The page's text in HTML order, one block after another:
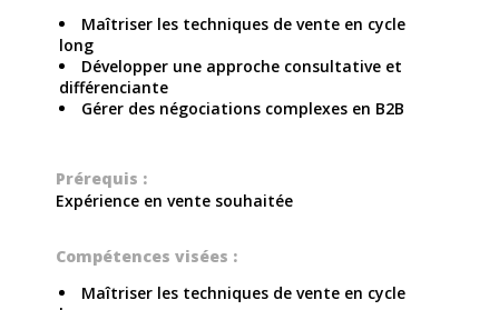
Maîtriser les techniques de vente en cycle
long
Développer une approche consultative et
différenciante
Gérer des négociations complexes en B2B
Prérequis :
Expérience en vente souhaitée
Compétences visées :
Maîtriser les techniques de vente en cycle